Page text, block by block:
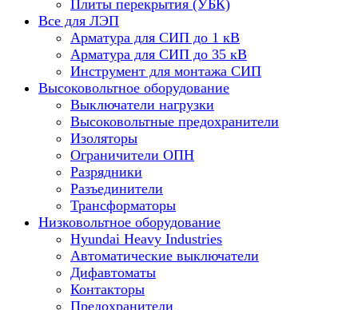
Плиты перекрытия (УБК)
Все для ЛЭП
Арматура для СИП до 1 кВ
Арматура для СИП до 35 кВ
Инструмент для монтажа СИП
Высоковольтное оборудование
Выключатели нагрузки
Высоковольтные предохранители
Изоляторы
Ограничители ОПН
Разрядники
Разъединители
Трансформаторы
Низковольтное оборудование
Hyundai Heavy Industries
Автоматические выключатели
Дифавтоматы
Контакторы
Предохранители